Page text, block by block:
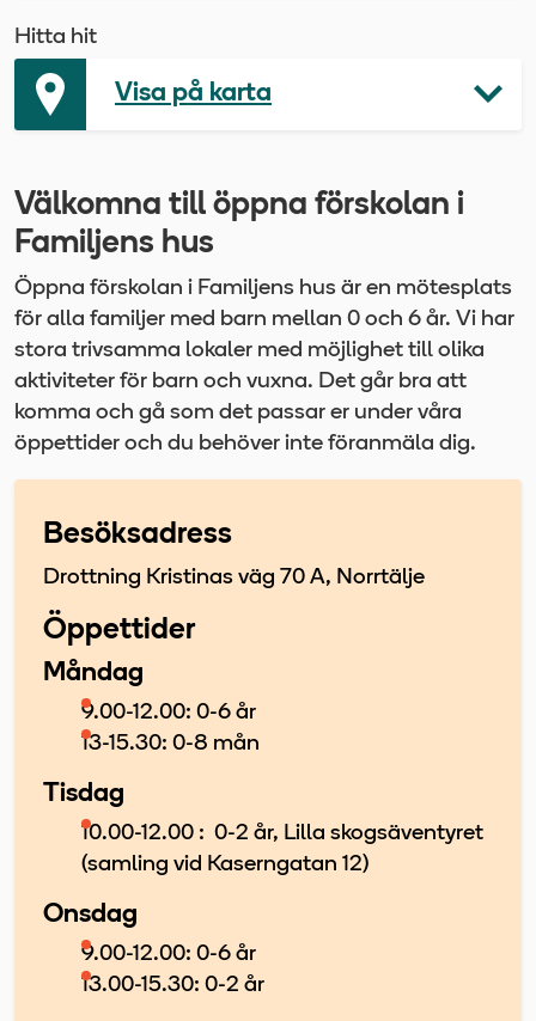
Hitta hit
Visa på karta
Välkomna till öppna förskolan i
Familjens hus
Öppna förskolan i Familjens hus är en mötesplats
för alla familjer med barn mellan 0 och 6 år. Vi har
stora trivsamma lokaler med möjlighet till olika
aktiviteter för barn och vuxna. Det går bra att
komma och gå som det passar er under våra
öppettider och du behöver inte föranmäla dig.
Besöksadress
Drottning Kristinas väg 70 A, Norrtälje
Öppettider
Måndag
9.00-12.00: 0-6 år
13-15.30: 0-8 mån
Tisdag
10.00-12.00 : 0-2 år, Lilla skogsäventyret
(samling vid Kaserngatan 12)
Onsdag
9.00-12.00: 0-6 år
13.00-15.30: 0-2 år